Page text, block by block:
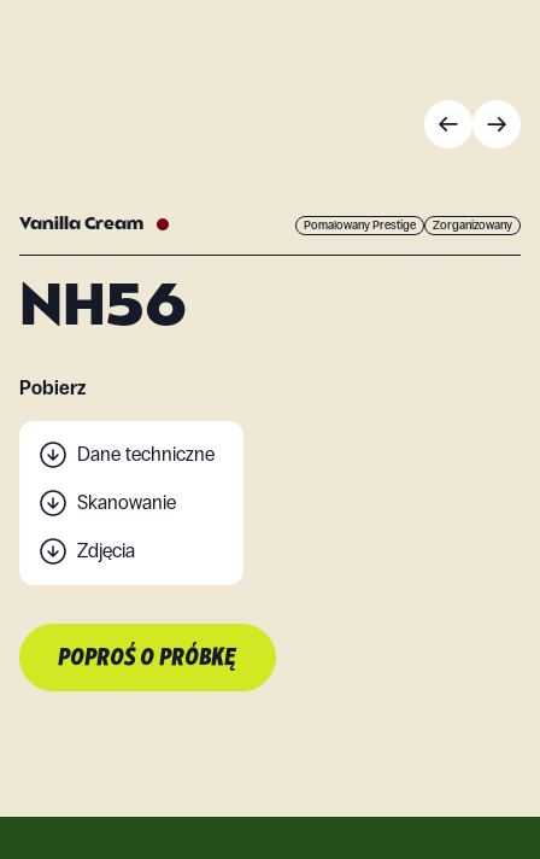
Vanilla Cream Pomalowany Prestige Zorganizowany
NH56
Pobierz
Dane techniczne
Skanowanie
Zdjęcia
POPROŚ O PRÓBKĘ